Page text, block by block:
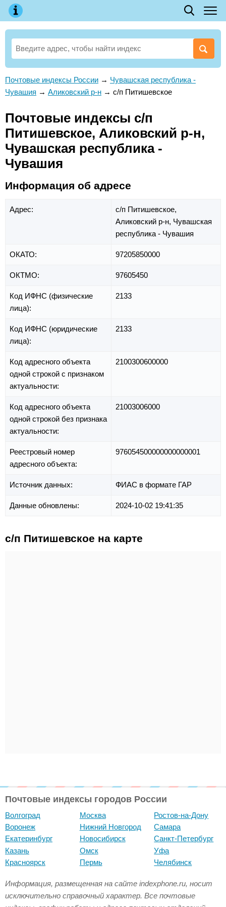
Почтовые индексы России → Чувашская республика -
Чувашия → Аликовский р-н → с/п Питишевское
Почтовые индексы с/п
Питишевское, Аликовский р-н,
Чувашская республика -
Чувашия
Информация об адресе
Адрес:
с/п Питишевское,
Аликовский р-н, Чувашская
республика - Чувашия
ОКАТО: 97205850000
ОКТМО: 97605450
Код ИФНС (физические
лица):
2133
Код ИФНС (юридические
лица):
2133
Код адресного объекта
одной строкой с признаком
актуальности:
2100300600000
Код адресного объекта
одной строкой без признака
актуальности:
21003006000
Реестровый номер
адресного объекта:
976054500000000000001
Источник данных: ФИАС в формате ГАР
Данные обновлены: 2024-10-02 19:41:35
с/п Питишевское на карте
Почтовые индексы городов России
Волгоград
Воронеж
Екатеринбург
Казань
Красноярск
Москва
Нижний Новгород
Новосибирск
Омск
Пермь
Ростов-на-Дону
Самара
Санкт-Петербург
Уфа
Челябинск
Информация, размещенная на сайте indexphone.ru, носит
исключительно справочный характер. Все почтовые